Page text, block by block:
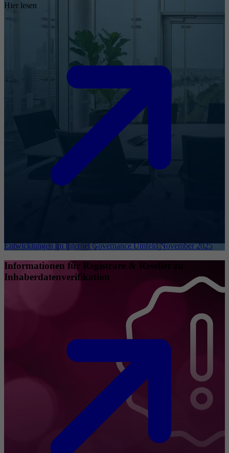
Hier lesen
Entwicklungen im Internet Governance Umfeld November 2025
Informationen für Registrare & Reseller zu
Inhaberdatenverifikation